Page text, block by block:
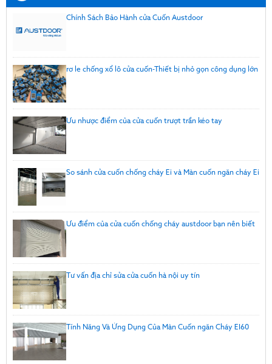
Chính Sách Bảo Hành cửa Cuốn Austdoor
rơ le chống xổ lô cửa cuốn-Thiết bị nhỏ gọn công dụng lớn
Ưu nhược điểm của cửa cuốn trượt trần kéo tay
So sánh cửa cuốn chống cháy Ei và Màn cuốn ngăn cháy Ei
Ưu điểm của cửa cuốn chống cháy austdoor bạn nên biết
Tư vấn địa chỉ sửa cửa cuốn hà nội uy tín
Tính Năng Và Ứng Dụng Của Màn Cuốn ngăn Cháy EI60